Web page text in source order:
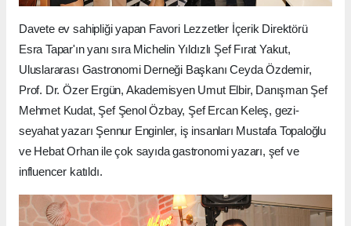
Davete ev sahipliği yapan Favori Lezzetler İçerik Direktörü
Esra Tapar'ın yanı sıra Michelin Yıldızlı Şef Fırat Yakut,
Uluslararası Gastronomi Derneği Başkanı Ceyda Özdemir,
Prof. Dr. Özer Ergün, Akademisyen Umut Elbir, Danışman Şef
Mehmet Kudat, Şef Şenol Özbay, Şef Ercan Keleş, gezi-
seyahat yazarı Şennur Enginler, iş insanları Mustafa Topaloğlu
ve Hebat Orhan ile çok sayıda gastronomi yazarı, şef ve
influencer katıldı.